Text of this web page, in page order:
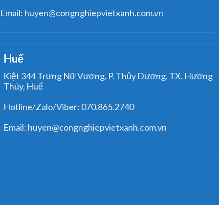
Email: huyen@congnghiepvietxanh.com.vn
Huế
Kiệt 344 Trưng Nữ Vương, P. Thủy Dương, TX. Hương
Thủy, Huế
Hotline/Zalo/Viber: 070.865.2740
Email: huyen@congnghiepvietxanh.com.vn